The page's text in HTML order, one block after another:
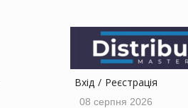
Вхід Реєстрація
08 серпня 2026